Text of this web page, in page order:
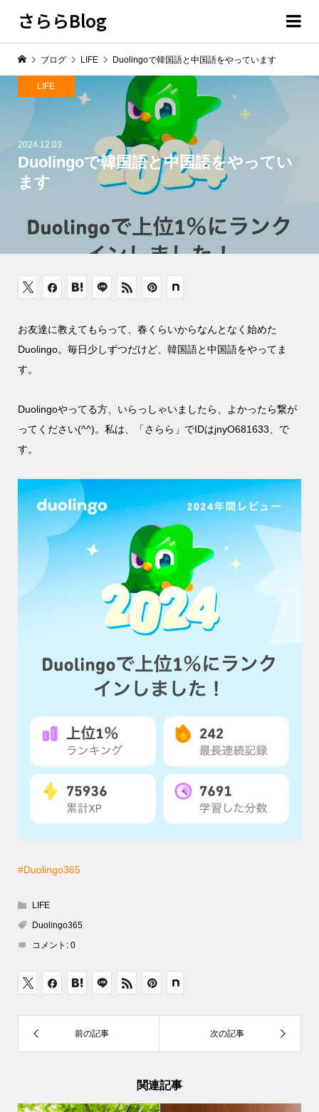
さららBlog
2024.12.03
Duolingoで韓国語と中国語をやってい
ます
LIFE
ブログ LIFE Duolingoで韓国語と中国語をやっています
お友達に教えてもらって、春くらいからなんとなく始めた
Duolingo。毎日少しずつだけど、韓国語と中国語をやってま
す。
Duolingoやってる方、いらっしゃいましたら、よかったら繋が
ってください(^^)。私は、「さらら」でIDはjnyO681633、で
す。
#Duolingo365
LIFE
Duolingo365
コメント: 0
関連記事